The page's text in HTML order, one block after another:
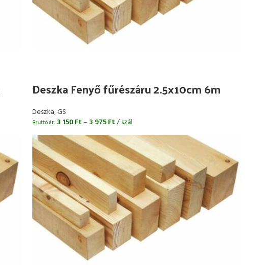
Deszka Fenyő fűrészáru 2.5x10cm 6m
Deszka,GS
Bruttó ár: 3 150Ft– 3 975Ft/ szál